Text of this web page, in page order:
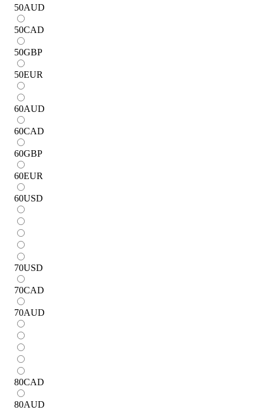
50AUD
50CAD
50GBP
50EUR
60AUD
60CAD
60GBP
60EUR
60USD
70USD
70CAD
70AUD
80CAD
80AUD